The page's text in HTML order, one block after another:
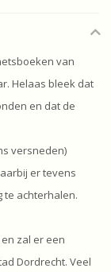
van
Helaas bleek dat
en dat de
versneden)
er tevens
te achterhalen.
zal er een
Dordrecht. Veel